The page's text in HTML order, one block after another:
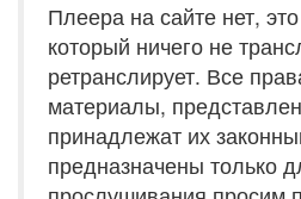
Плеера на сайте нет,
который ничего не
ретранслирует. Все
материалы,
принадлежат их
предназначены только